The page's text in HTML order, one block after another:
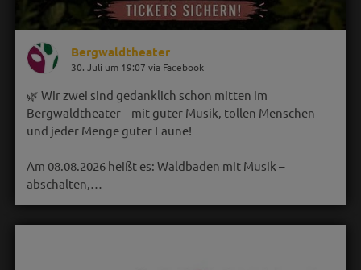
Bergwaldtheater
30. Juli um 19:07 via Facebook
🌿 Wir zwei sind gedanklich schon mitten im
Bergwaldtheater – mit guter Musik, tollen Menschen
und jeder Menge guter Laune!
Am 08.08.2026 heißt es: Waldbaden mit Musik –
abschalten,…